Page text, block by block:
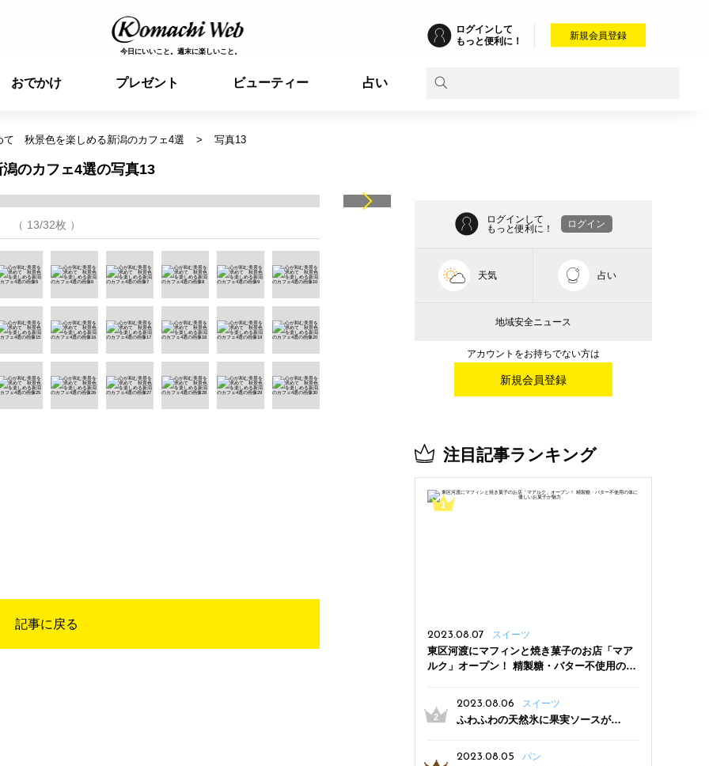
今日にいいこと。週末に楽しいこと。
ログインして
もっと便利に！
新規会員登録
おでかけ プレゼント ビューティー 占い
て 秋景色を楽しめる新潟のカフェ4選 写真13
のカフェ4選の写真13
（ 13/32枚 ）
記事に戻る
ログインして
もっと便利に！
ログイン
天気 占い
地域安全ニュース
アカウントをお持ちでない方は
新規会員登録
注目記事ランキング
2023.08.07 スイーツ
東区河渡にマフィンと焼き菓子のお店「マア
ルク」オープン！ 精製糖・バター不使用の体
2023.08.06
スイーツ
ふわふわの天然氷に果実ソースがた
三条駅近くにオープン
2023.08.05 パン